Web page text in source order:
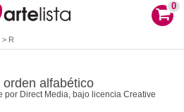
0
> R
alfabético
Direct Media, bajo licencia Creative